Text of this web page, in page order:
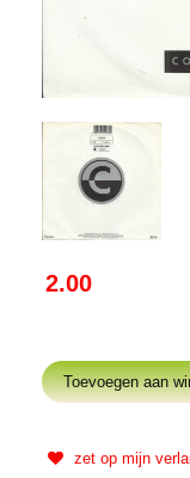
2.00
zet op mijn